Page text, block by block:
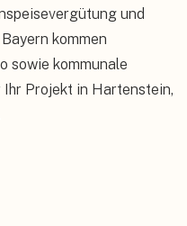
und
kommen
sowie kommunale
Ihr Projekt in Hartenstein,